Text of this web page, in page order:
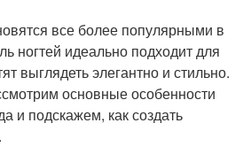
все более популярными в
ногтей идеально подходит для
выглядеть элегантно и стильно.
основные особенности
и подскажем, как создать